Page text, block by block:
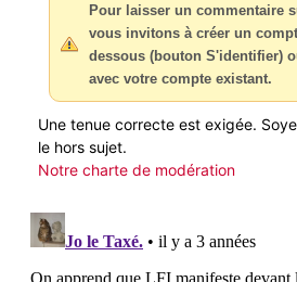
Pour laisser un commentaire
vous invitons à créer un
dessous (bouton S'identifier)
avec votre compte existant.
Une tenue correcte est exigée.
le hors sujet.
Notre charte de modération